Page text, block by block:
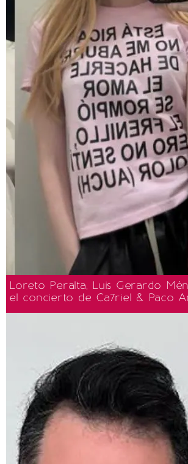
Loreto Peralta, Luis Gerardo
el concierto de Ca7riel & Paco